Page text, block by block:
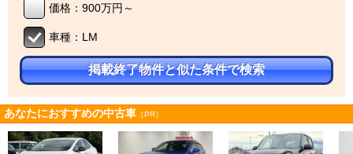
価格：900万円～
車種：LM
掲載終了物件と似た条件で検索
あなたにおすすめの中古車 ［PR］